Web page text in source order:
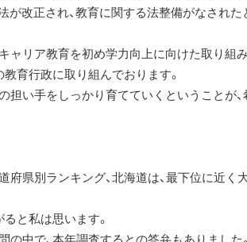
が改正され、教育に関する法整備がなされた
ャリア教育を初め学力向上に向けた取り組
育行政に取り組んでおります。
担い手をしっかり育てていくということが
府県別ランキング、北海道は、最下位に近く
と私は思います。